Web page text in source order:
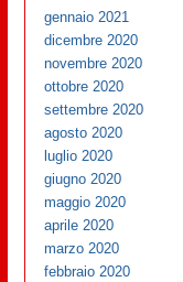
gennaio 2021
dicembre 2020
novembre 2020
ottobre 2020
settembre 2020
agosto 2020
luglio 2020
giugno 2020
maggio 2020
aprile 2020
marzo 2020
febbraio 2020